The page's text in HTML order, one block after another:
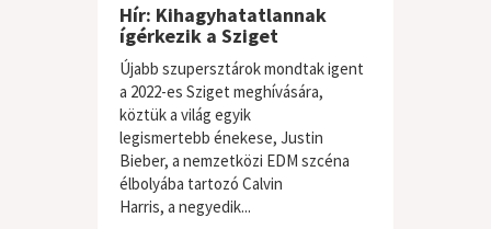
Hír: Kihagyhatatlannak
ígérkezik a Sziget
Újabb szupersztárok mondtak igent
a 2022-es Sziget meghívására,
köztük a világ egyik
legismertebb énekese, Justin
Bieber, a nemzetközi EDM szcéna
élbolyába tartozó Calvin
Harris, a negyedik...